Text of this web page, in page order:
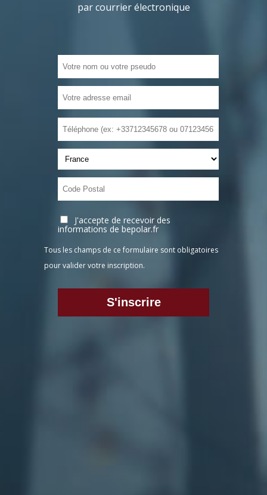
par courrier électronique
J'accepte de recevoir des
informations de bepolar.fr
Tous les champs de ce formulaire sont obligatoires
pour valider votre inscription.